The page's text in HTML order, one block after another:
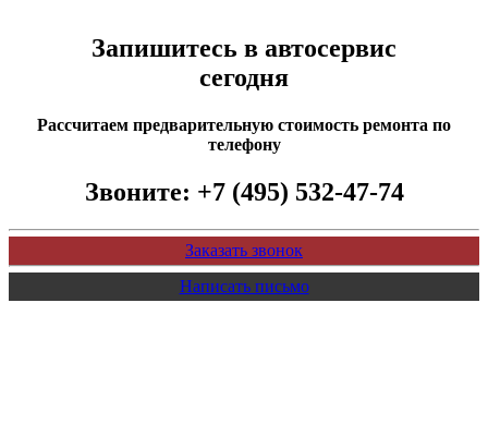
Запишитесь в автосервис
сегодня
Рассчитаем предварительную стоимость ремонта по
телефону
Звоните: +7 (495) 532-47-74
Заказать звонок
Написать письмо